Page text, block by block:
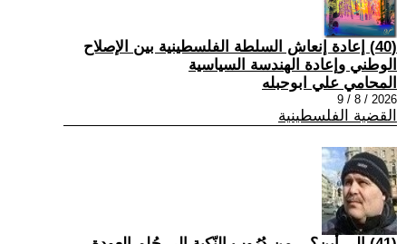
(40) إعادة إنعاش السلطة الفلسطينية بين الإصلاح
الوطني وإعادة الهندسة السياسية
المحامي علي ابوحبله
2026 / 8 / 9
القضية الفلسطينية